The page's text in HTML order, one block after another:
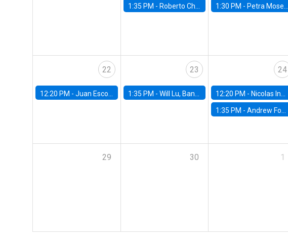
1:35 PM - Roberto Chang, Rutgers University 1:30 PM - Petra Moser, NYU Stern
22
12:20 PM - Juan Escobar, Universidad de Chile
23
1:35 PM - Will Lu, Banco Central de Chile
24
12:20 PM - Nicolas Inostroza, Rotman School of Management, University of Toronto
1:35 PM -Andrew Foster, Brown University
29 30 1